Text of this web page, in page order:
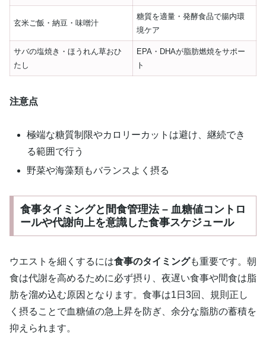
玄米ご飯・納豆・味噌汁
糖質を適量・発酵食品で腸内環
境ケア
サバの塩焼き・ほうれん草おひ
たし
EPA・DHAが脂肪燃焼をサポー
ト
注意点
極端な糖質制限やカロリーカットは避け、継続でき
る範囲で行う
野菜や海藻類もバランスよく摂る
食事タイミングと間食管理法 – 血糖値コントロ
ールや代謝向上を意識した食事スケジュール
ウエストを細くするには食事のタイミングも重要です。朝
食は代謝を高めるために必ず摂り、夜遅い食事や間食は脂
肪を溜め込む原因となります。食事は1日3回、規則正し
く摂ることで血糖値の急上昇を防ぎ、余分な脂肪の蓄積を
抑えられます。